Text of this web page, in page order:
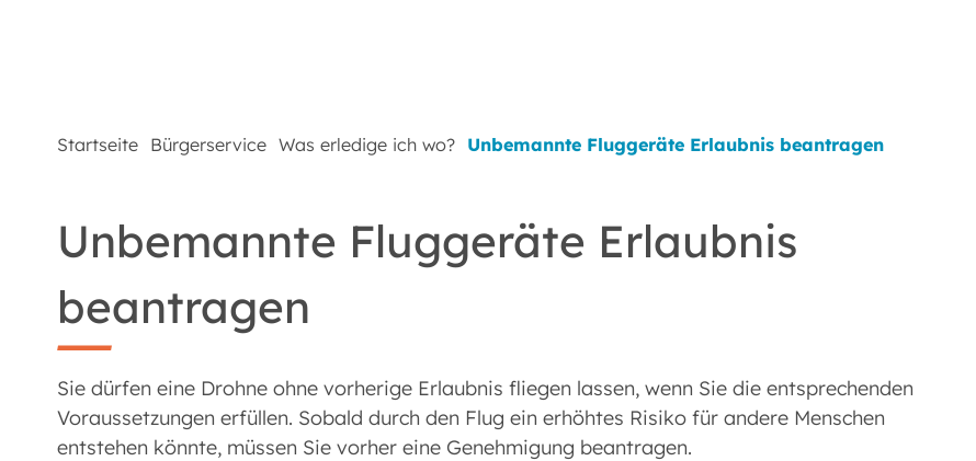
Startseite Bürgerservice Was erledige ich wo? Unbemannte Fluggeräte Erlaubnis beantragen
Unbemannte Fluggeräte Erlaubnis
beantragen
Sie dürfen eine Drohne ohne vorherige Erlaubnis fliegen lassen, wenn Sie die entsprechenden
Voraussetzungen erfüllen. Sobald durch den Flug ein erhöhtes Risiko für andere Menschen
entstehen könnte, müssen Sie vorher eine Genehmigung beantragen.